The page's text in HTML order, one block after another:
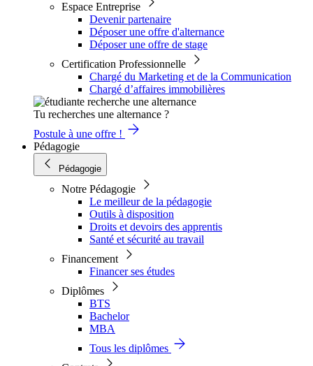
Espace Entreprise
Devenir partenaire
Déposer une offre d'alternance
Déposer une offre de stage
Certification Professionnelle
Chargé du Marketing et de la Communication
Chargé d’affaires immobilières
Tu recherches une alternance ?
Postule à une offre !
Pédagogie
Pédagogie
Notre Pédagogie
Le meilleur de la pédagogie
Outils à disposition
Droits et devoirs des apprentis
Santé et sécurité au travail
Financement
Financer ses études
Diplômes
BTS
Bachelor
MBA
Tous les diplômes